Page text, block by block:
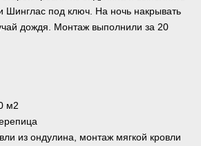
Шинглас под ключ. На ночь накрывать
дождя. Монтаж выполнили за 20
м2
из ондулина, монтаж мягкой кровли